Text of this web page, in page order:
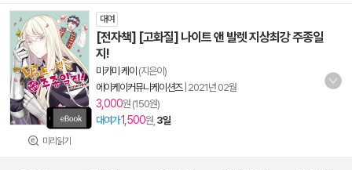
미리읽기
대여
[전자책] [고화질] 나이트 앤 발렛 지상최강 주종일
지!
미카미 케이 (지은이)
에이케이커뮤니케이션즈| 2021년 02월
3,000원 (150원)
대여가1,500원, 3일